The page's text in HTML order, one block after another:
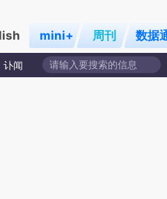
mini+ 周刊 数据
讣闻